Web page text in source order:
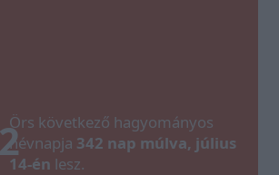
Örs következő hagyományos
névnapja 342 nap múlva, július
14-én lesz.